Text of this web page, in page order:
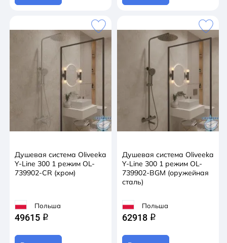
Душевая система Oliveeka
Y-Line 300 1 режим OL-
739902-CR (хром)
Польша
49615 q
Душевая система Oliveeka
Y-Line 300 1 режим OL-
739902-BGM (оружейная
сталь)
Польша
62918 q